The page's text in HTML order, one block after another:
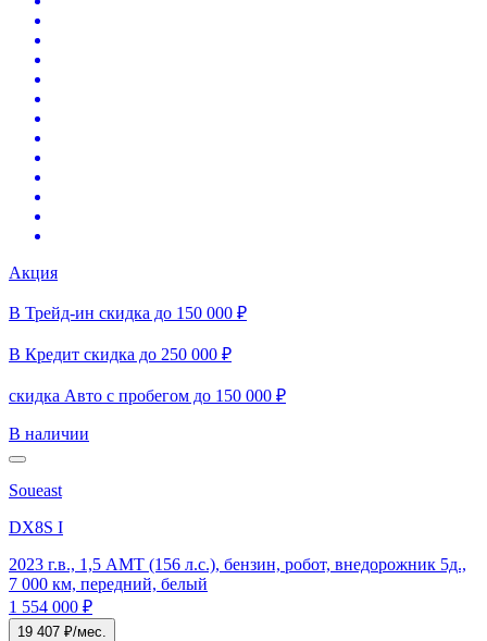
Акция
В Трейд-ин скидка до 150 000 ₽
В Кредит скидка до 250 000 ₽
скидка Авто с пробегом до 150 000 ₽
В наличии
Soueast
DX8S I
2023 г.в., 1,5 AMT (156 л.с.), бензин, робот, внедорожник 5д.,
7 000 км, передний, белый
1 554 000 ₽
19 407 ₽/мес.